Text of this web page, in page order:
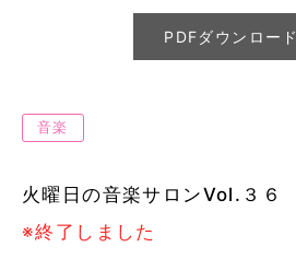
PDFダウンロード
音楽
火曜日の音楽サロンVol.３６
※終了しました